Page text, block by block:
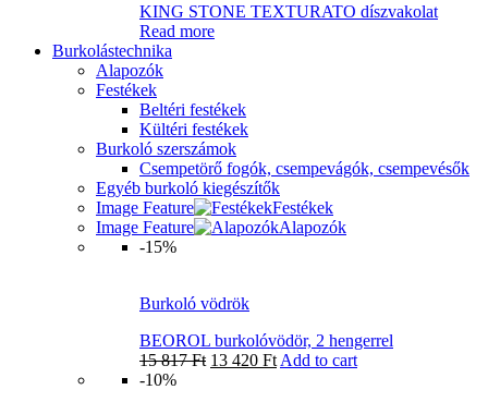
KING STONE TEXTURATO díszvakolat
Read more
Burkolástechnika
Alapozók
Festékek
Beltéri festékek
Kültéri festékek
Burkoló szerszámok
Csempetörő fogók, csempevágók, csempevésők
Egyéb burkoló kiegészítők
Image Feature
Festékek
Image Feature
Alapozók
-15%
Burkoló vödrök
BEOROL burkolóvödör, 2 hengerrel
15 817Ft 13 420 Ft Add to cart
-10%